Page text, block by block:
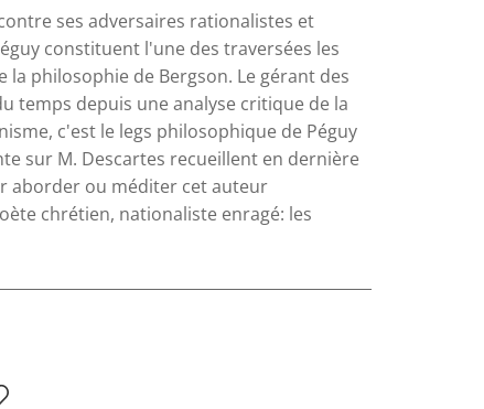
ses adversaires rationalistes et
constituent l'une des traversées les
philosophie de Bergson. Le gérant des
temps depuis une analyse critique de la
c'est le legs philosophique de Péguy
sur M. Descartes recueillent en dernière
aborder ou méditer cet auteur
chrétien, nationaliste enragé: les